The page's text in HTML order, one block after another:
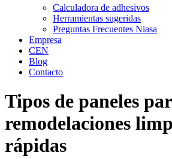
Calculadora de adhesivos
Herramientas sugeridas
Preguntas Frecuentes Niasa
Empresa
CEN
Blog
Contacto
Tipos de paneles
remodelaciones
rápidas